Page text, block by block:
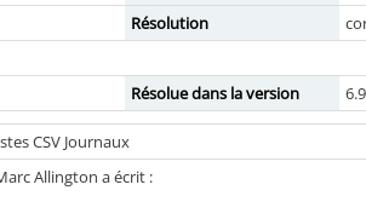
Résolution
Résolue dans la version
CSV Journaux
Allington a écrit :